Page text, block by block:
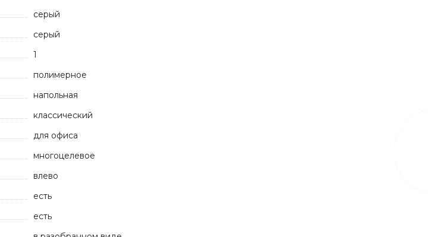
серый
серый
1
полимерное
напольная
классический
для офиса
многоцелевое
влево
есть
есть